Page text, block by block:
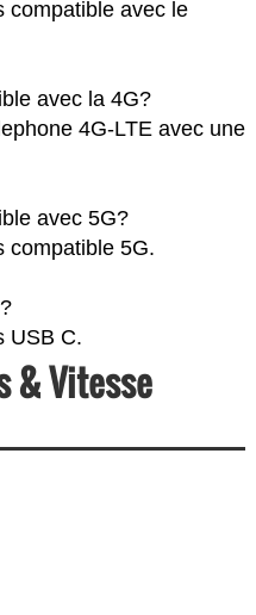
compatible avec le
avec la 4G?
4G-LTE avec une
avec 5G?
compatible 5G.
USB C.
& Vitesse